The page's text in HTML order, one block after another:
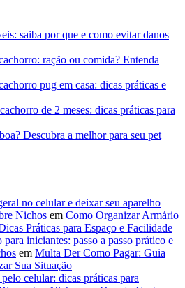
saiba por que e como evitar danos
ração ou comida? Entenda
pug em casa: dicas práticas e
de 2 meses: dicas práticas para
Descubra a melhor para seu pet
no celular e deixar seu aparelho
Nichos em Como Organizar Armário
Práticas para Espaço e Facilidade
iniciantes: passo a passo prático e
em Multa Der Como Pagar: Guia
Sua Situação
celular: dicas práticas para